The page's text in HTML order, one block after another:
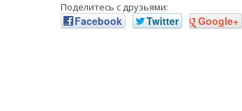
Поделитесь с друзьями:
Facebook Twitter Google+